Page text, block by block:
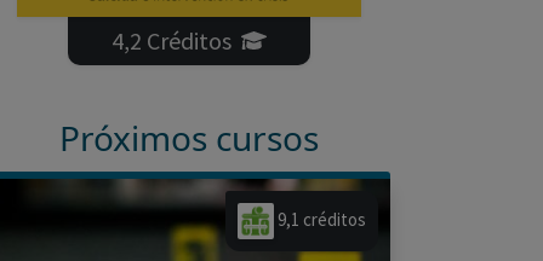
4,2 Créditos
Próximos cursos
9,1 créditos